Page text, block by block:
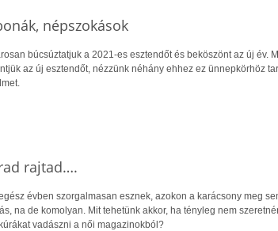
népszokások
búcsúztatjuk a 2021-es esztendőt és beköszönt az új év.
az új esztendőt, nézzünk néhány ehhez ez ünnepkörhöz
rajtad….
évben szorgalmasan esznek, azokon a karácsony meg
na de komolyan. Mit tehetünk akkor, ha tényleg nem
vadászni a női magazinokból?